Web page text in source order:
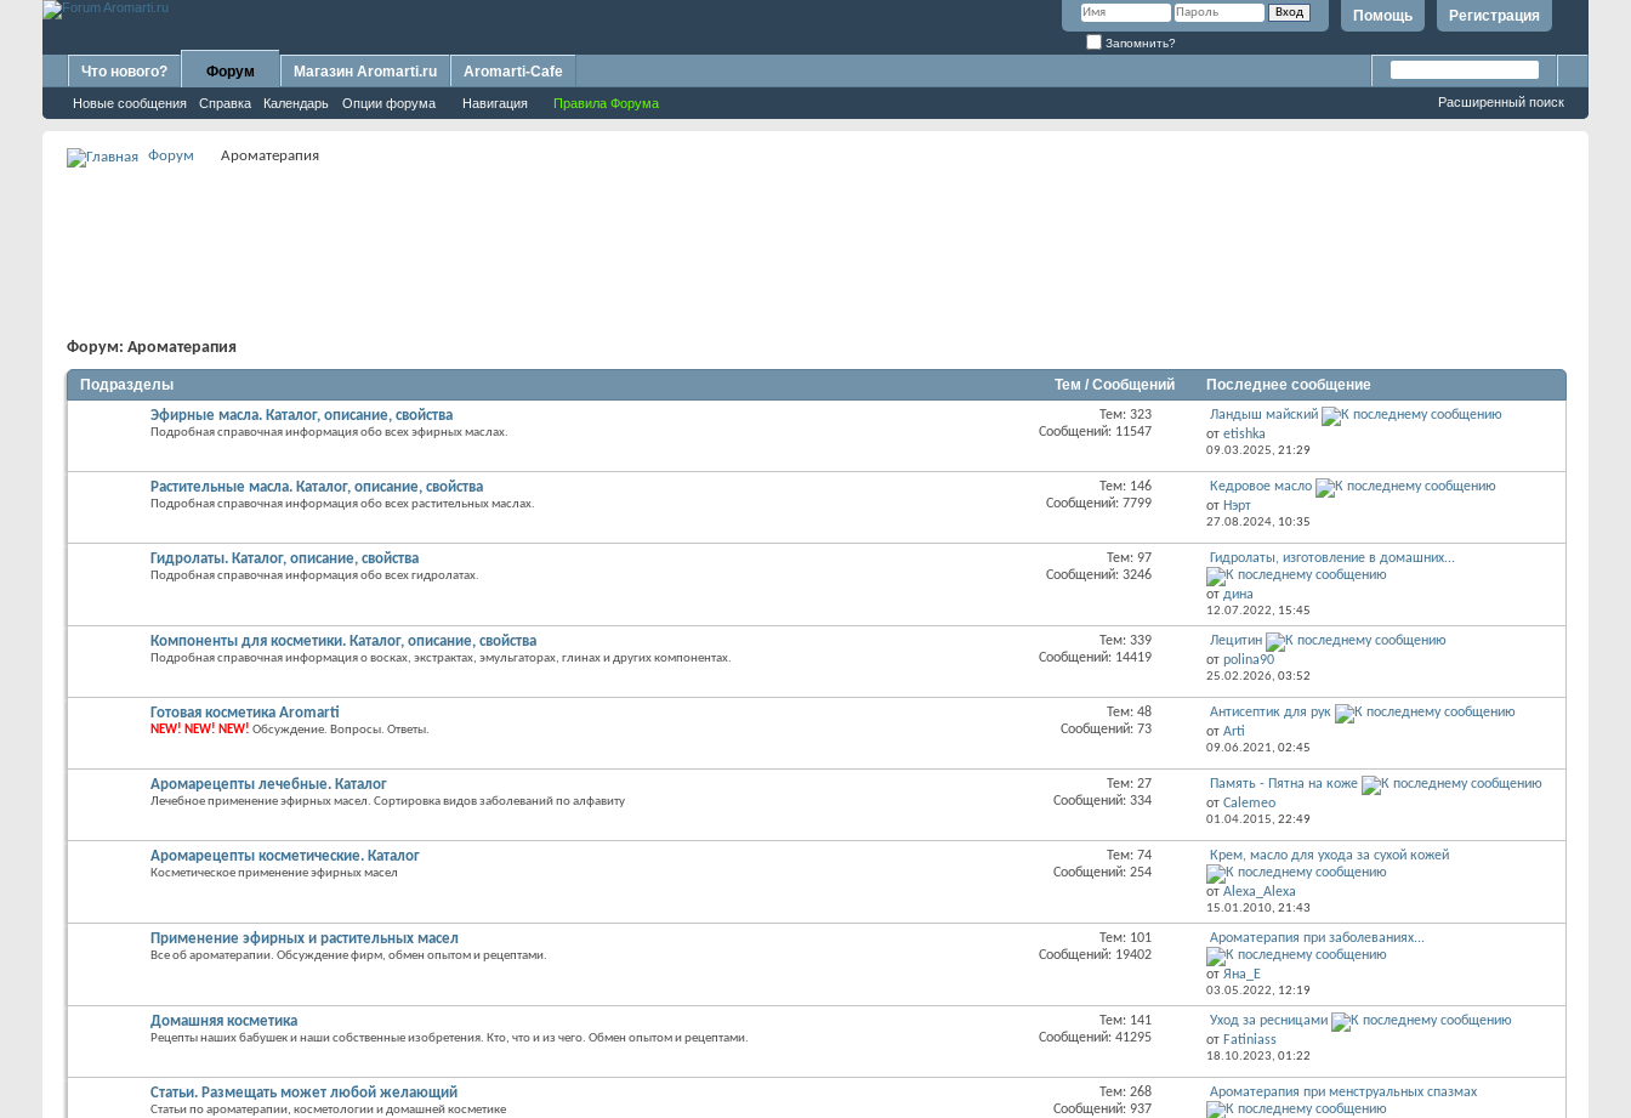
Регистрация
Помощь
Запомнить?
Что нового? Форум
Новые сообщения Справка Календарь Опции форума Навигация Правила Форума
Магазин Aromarti.ru Aromarti-Cafe
Расширенный поиск
Форум Ароматерапия
Форум: Ароматерапия
Подразделы Тем / Сообщений Последнее сообщение
Эфирные масла. Каталог, описание, свойства
Подробная справочная информация обо всех эфирных маслах.
Тем: 323
Сообщений: 11547
Ландыш майский
от etishka
09.03.2025, 21:29
Растительные масла. Каталог, описание, свойства
Подробная справочная информация обо всех растительных маслах.
Тем: 146
Сообщений: 7799
Кедровое масло
от Нэрт
27.08.2024, 10:35
Гидролаты. Каталог, описание, свойства
Подробная справочная информация обо всех гидролатах.
Тем: 97
Сообщений: 3246
Гидролаты, изготовление в домашних...
от дина
12.07.2022, 15:45
Компоненты для косметики. Каталог, описание, свойства
Подробная справочная информация о восках, экстрактах, эмульгаторах, глинах и других компонентах.
Тем: 339
Сообщений: 14419
Лецитин
от polina90
25.02.2026, 03:52
Готовая косметика Aromarti
NEW! NEW! NEW! Обсуждение. Вопросы. Ответы.
Тем: 48
Сообщений: 73
Антисептик для рук
от Arti
09.06.2021, 02:45
Аромарецепты лечебные. Каталог
Лечебное применение эфирных масел. Сортировка видов заболеваний по алфавиту
Тем: 27
Сообщений: 334
Память - Пятна на коже
от Calemeo
01.04.2015, 22:49
Аромарецепты косметические. Каталог
Косметическое применение эфирных масел
Тем: 74
Сообщений: 254
Крем, масло для ухода за сухой кожей
от Alexa_Alexa
15.01.2010, 21:43
Применение эфирных и растительных масел
Все об ароматерапии. Обсуждение фирм, обмен опытом и рецептами.
Тем: 101
Сообщений: 19402
Ароматерапия при заболеваниях...
от Яна_Е
03.05.2022, 12:19
Домашняя косметика
Рецепты наших бабушек и наши собственные изобретения. Кто, что и из чего. Обмен опытом и рецептами.
Тем: 141
Сообщений: 41295
Уход за ресницами
от Fatiniass
18.10.2023, 01:22
Статьи. Размещать может любой желающий
Статьи по ароматерапии, косметологии и домашней косметике
Тем: 268
Сообщений: 937
Ароматерапия при менструальных спазмах